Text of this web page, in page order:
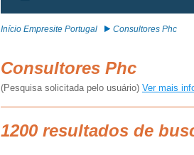
Início Empresite Portugal Consultores Phc
Consultores Phc
(Pesquisa solicitada pelo usuário) Ver mais
1200 resultados de